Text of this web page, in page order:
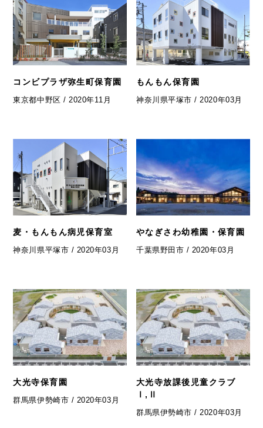
コンビプラザ弥生町保育園
東京都中野区 / 2020年11月
もんもん保育園
神奈川県平塚市 / 2020年03月
麦・もんもん病児保育室
神奈川県平塚市 / 2020年03月
やなぎさわ幼稚園・保育園
千葉県野田市 / 2020年03月
大光寺保育園
群馬県伊勢崎市 / 2020年03月
大光寺放課後児童クラブ
Ⅰ,Ⅱ
群馬県伊勢崎市 / 2020年03月